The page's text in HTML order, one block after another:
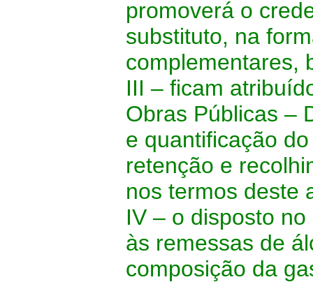
promoverá o
substituto, na
complementares,
III – ficam
Obras Públicas –
e quantificação
retenção e
nos termos deste
IV – o disposto
às remessas de
composição da